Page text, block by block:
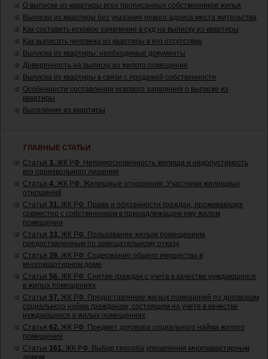
О выписке из квартиры всех прописанных собственников жилья
Выписка из квартиры без указания нового адреса места жительства
Как составить исковое заявление в суд на выписку из квартиры
Как выписать человека из квартиры в его отсутствие
Выписка из квартиры: необходимые документы
Доверенность на выписку из жилого помещения
Выписка из квартиры в связи с продажей собственности
Особенности составления искового заявления о выписке из
квартиры
Выселение из квартиры
ГЛАВНЫЕ СТАТЬИ
Статья 3. ЖК РФ. Неприкосновенность жилища и недопустимость
его произвольного лишения
Статья 4. ЖК РФ. Жилищные отношения. Участники жилищных
отношений
Статья 31. ЖК РФ. Права и обязанности граждан, проживающих
совместно с собственником в принадлежащем ему жилом
помещении
Статья 33. ЖК РФ. Пользование жилым помещением,
предоставленным по завещательному отказу
Статья 39. ЖК РФ. Содержание общего имущества в
многоквартирном доме
Статья 56. ЖК РФ. Снятие граждан с учета в качестве нуждающихся
в жилых помещениях
Статья 57. ЖК РФ. Предоставление жилых помещений по договорам
социального найма гражданам, состоящим на учете в качестве
нуждающихся в жилых помещениях
Статья 62. ЖК РФ. Предмет договора социального найма жилого
помещения
Статья 161. ЖК РФ. Выбор способа управления многоквартирным
домом